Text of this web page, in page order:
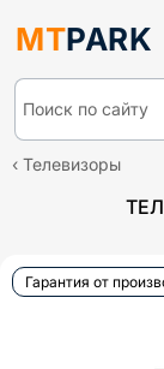
MTPARK
Поиск по сайту
Телевизоры
Гарантия от